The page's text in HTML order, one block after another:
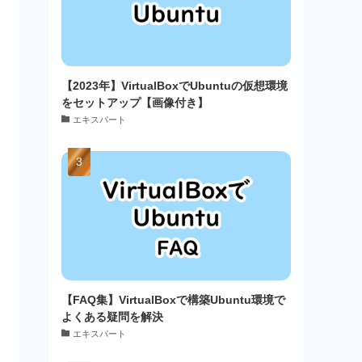
【2023年】VirtualBoxでUbuntuの仮想環境
をセットアップ【画像付き】
エキスパート
【FAQ集】VirtualBoxで構築Ubuntu環境で
よくある疑問を解決
エキスパート